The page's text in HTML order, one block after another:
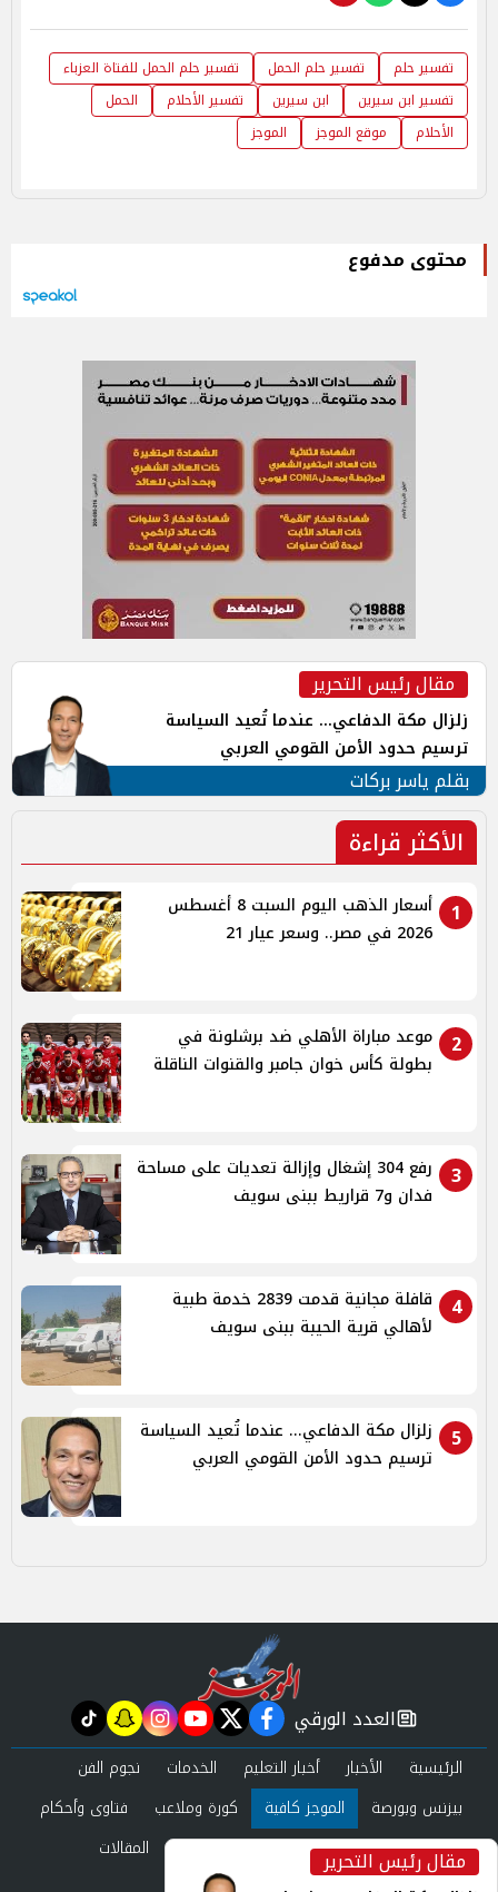
تفسير حلم تفسير حلم الحمل
تفسير حلم الحمل للفتاة العزباء
تفسير ابن سيرين
ابن سيرين تفسير الأحلام
الحمل
الأحلام
موقع الموجز الموجز
محتوى مدفوع
مقال رئيس التحرير
زلزال مكة الدفاعي... عندما تُعيد السياسة
ترسيم حدود الأمن القومي العربي
بقلم ياسر بركات
الأكثر قراءة
1
أسعار الذهب اليوم السبت 8 أغسطس
2026 في مصر.. وسعر عيار 21
2
موعد مباراة الأهلي ضد برشلونة في
بطولة كأس خوان جامبر والقنوات الناقلة
3
رفع 304 إشغال وإزالة تعديات على مساحة
فدان و7 قراريط ببنى سويف
4
قافلة مجانية قدمت 2839 خدمة طبية
لأهالي قرية الحيبة ببنى سويف
5
زلزال مكة الدفاعي... عندما تُعيد السياسة
ترسيم حدود الأمن القومي العربي
مقال رئيس التحرير
newspaper
العدد الورقي facebook
twitter
youtube
instagram
snapchat
tiktok
الرئيسية الأخبار أخبار التعليم الخدمات
نجوم الفن
بيزنس وبورصة
الموجز كافية كورة وملاعب
فتاوى وأحكام
صحة وجمال
عرب وعالم حوادث ومحاكم
المقالات